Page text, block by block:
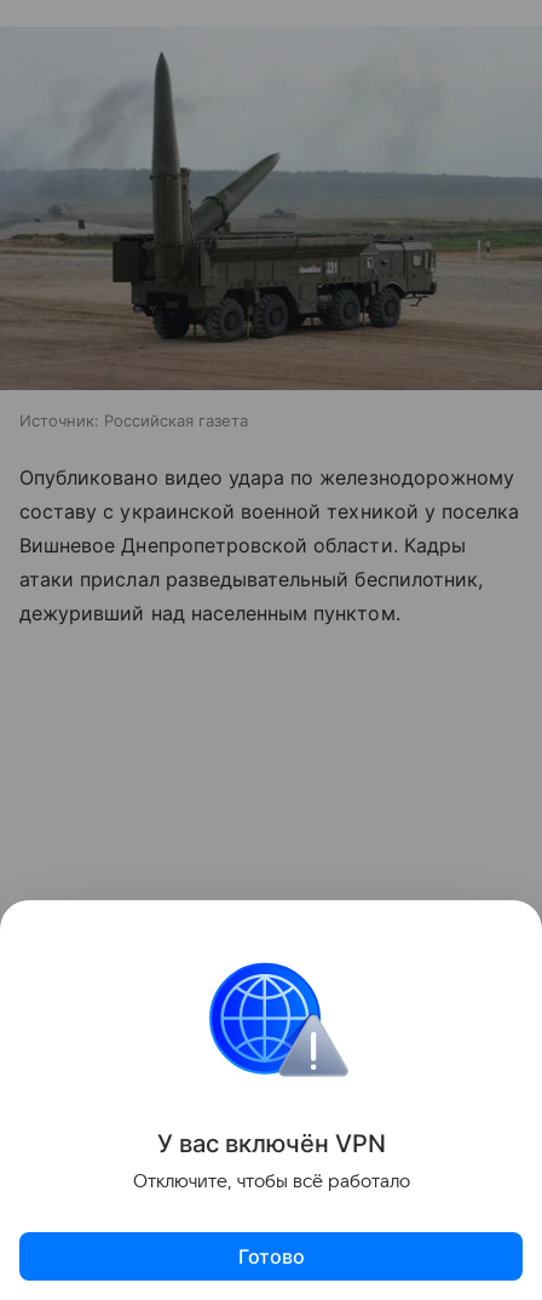
Источник: Российская газета
Опубликовано видео удара по железнодорожному
составу с украинской военной техникой у поселка
Вишневое Днепропетровской области. Кадры
атаки прислал разведывательный беспилотник,
дежуривший над населенным пунктом.
двумя локомотивами стоял на станции.
Оснащенная машинным зрением камера дрона
распознала и выделила фургоны и броневики.
Между платформами с автомобилями были
У вас включён VPN
Отключите, чтобы всё работало
Готово